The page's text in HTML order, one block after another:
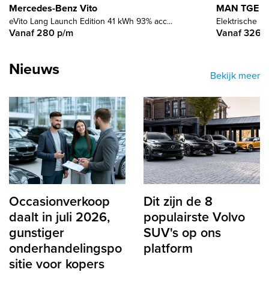
Mercedes-Benz Vito
eVito Lang Launch Edition 41 kWh 93% acc...
Vanaf 280 p/m
MAN TGE
Elektrische
Vanaf 326
Nieuws Bekijk meer
Occasionverkoop
daalt in juli 2026,
gunstiger
onderhandelingspo
sitie voor kopers
Dit zijn de 8
populairste Volvo
SUV's op ons
platform